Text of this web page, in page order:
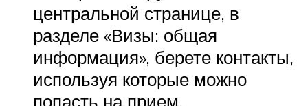
центральной странице, в
разделе «Визы: общая
информация», берете контакты,
используя которые можно
попасть на прием.